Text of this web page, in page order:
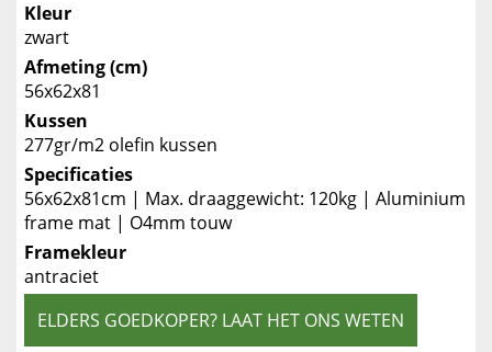
Kleur
zwart
Afmeting (cm)
56x62x81
Kussen
277gr/m2 olefin kussen
Specificaties
56x62x81cm | Max. draaggewicht: 120kg | Aluminium
frame mat | O4mm touw
Framekleur
antraciet
ELDERS GOEDKOPER? LAAT HET ONS WETEN